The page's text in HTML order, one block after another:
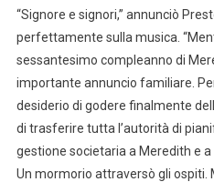
“Signore e signori,” annunciò
perfettamente sulla musica.
sessantesimo compleanno di
importante annuncio familiare.
desiderio di godere finalmente
di trasferire tutta l’autorità di
gestione societaria a Meredith e a
Un mormorio attraversò gli ospiti.